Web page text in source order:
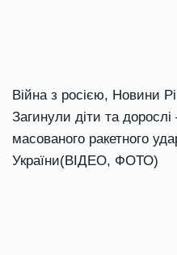
Війна з росією, Новини
Загинули діти та
масованого ракетного
України(ВІДЕО, ФОТО)